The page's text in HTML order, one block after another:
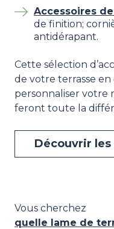
Accessoires
de finition;
antidérapant.
Cette sélection
de votre terrasse
personnaliser votre
feront toute la
Découvrir
Vous cherchez
quelle lame de